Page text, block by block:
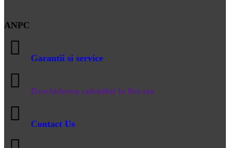
ANPC
Garantii si service
Deschiderea coletului la livrare
Contact Us